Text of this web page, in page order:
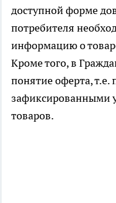
доступной форме
потребителя
информацию о
Кроме того, в
понятие оферта, т.е.
зафиксированными
товаров.